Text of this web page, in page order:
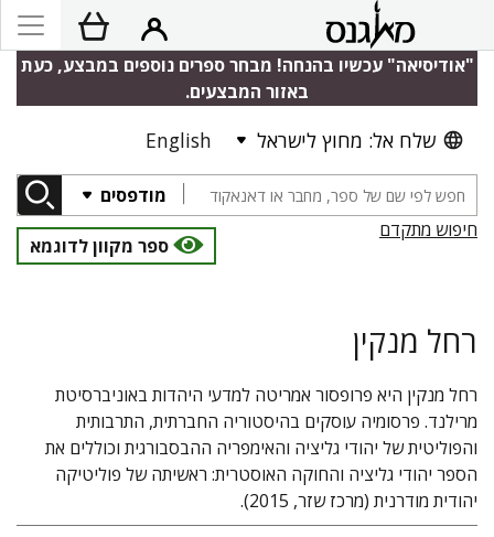
"אודיסיאה" עכשיו בהנחה! מבחר ספרים נוספים במבצע, כעת
באזור המבצעים.
שלח אל: מחוץ לישראל English
מודפסים
חיפוש מתקדם
ספר מקוון לדוגמא
רחל מנקין
רחל מנקין היא פרופסור אמריטה למדעי היהדות באוניברסיטת
מרילנד. פרסומיה עוסקים בהיסטוריה החברתית, התרבותית
והפוליטית של יהודי גליציה והאימפריה ההבסבורגית וכוללים את
הספר יהודי גליציה והחוקה האוסטרית: ראשיתה של פוליטיקה
יהודית מודרנית (מרכז שזר, 2015).